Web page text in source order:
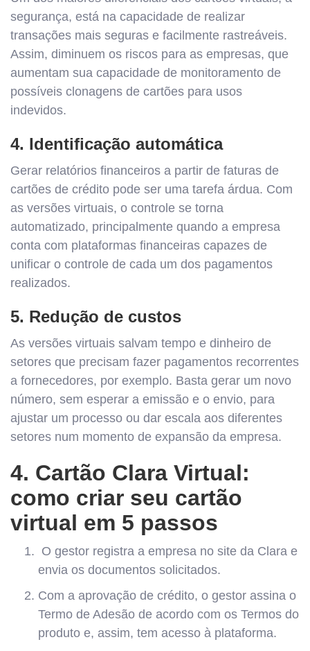
segurança, está na capacidade de realizar
transações mais seguras e facilmente rastreáveis.
Assim, diminuem os riscos para as empresas, que
aumentam sua capacidade de monitoramento de
possíveis clonagens de cartões para usos
indevidos.
4. Identificação automática
Gerar relatórios financeiros a partir de faturas de
cartões de crédito pode ser uma tarefa árdua. Com
as versões virtuais, o controle se torna
automatizado, principalmente quando a empresa
conta com plataformas financeiras capazes de
unificar o controle de cada um dos pagamentos
realizados.
5. Redução de custos
As versões virtuais salvam tempo e dinheiro de
setores que precisam fazer pagamentos recorrentes
a fornecedores, por exemplo. Basta gerar um novo
número, sem esperar a emissão e o envio, para
ajustar um processo ou dar escala aos diferentes
setores num momento de expansão da empresa.
4. Cartão Clara Virtual:
como criar seu cartão
virtual em 5 passos
O gestor registra a empresa no site da Clara e
envia os documentos solicitados.
Com a aprovação de crédito, o gestor assina o
Termo de Adesão de acordo com os Termos do
produto e, assim, tem acesso à plataforma.